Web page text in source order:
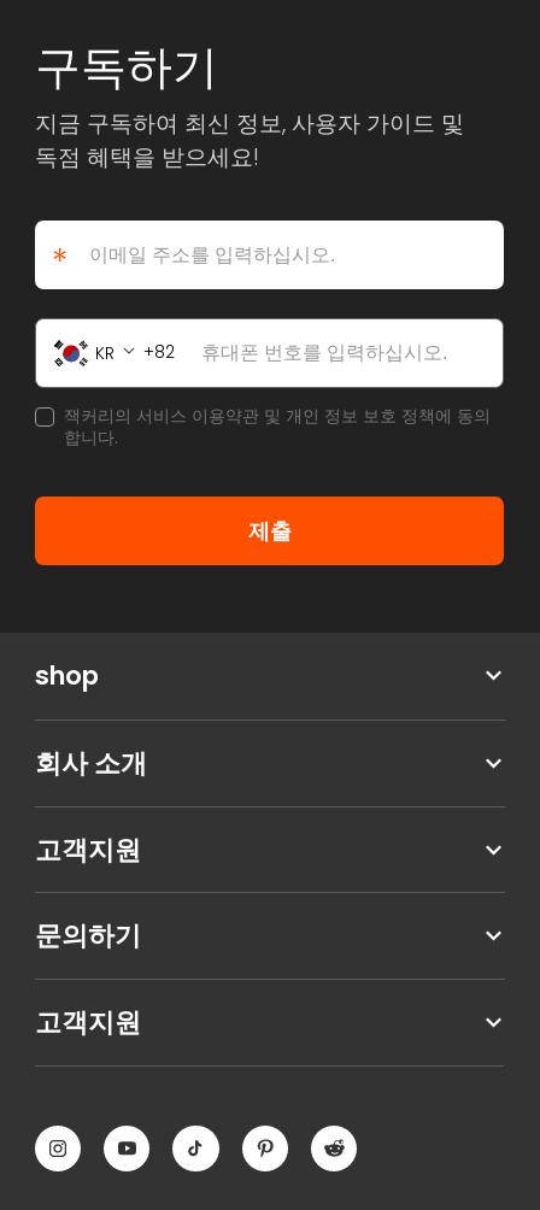
구독하기
지금 구독하여 최신 정보, 사용자 가이드 및
독점 혜택을 받으세요!
*
KR 82
잭커리의 서비스 이용약관 및 개인 정보 보호 정책에 동의
합니다.
제출
shop
회사 소개
고객지원
문의하기
고객지원